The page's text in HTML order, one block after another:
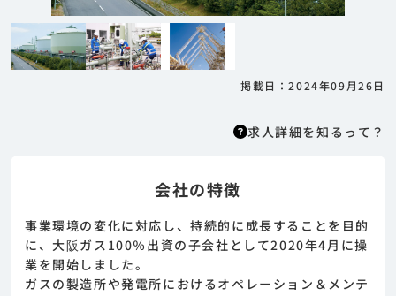
掲載日：2024年09月26日
求人詳細を知るって？
求人詳細を知るって？
人紹介サービスのため、 応募に際してはまずエ
ージェントとの面談が必要になります。そのた
めまずは求人への興味有無を面談等で確認致し
会社の特徴
事業環境の変化に対応し、持続的に成長することを目的
に、大阪ガス100％出資の子会社として2020年4月に操
業を開始しました。
ガスの製造所や発電所におけるオペレーション＆メンテ